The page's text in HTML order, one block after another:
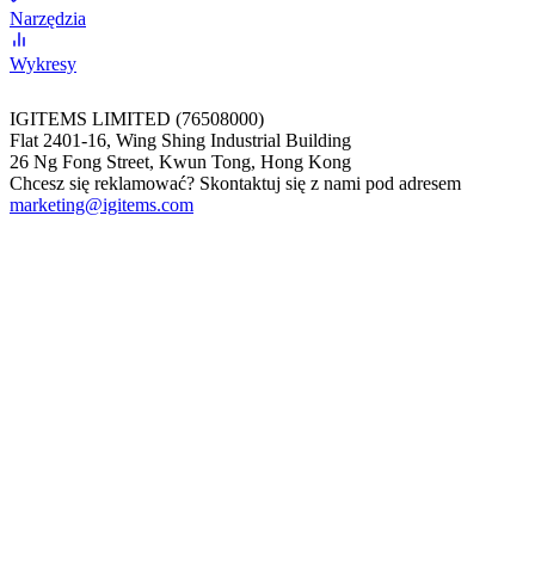
Narzędzia
Wykresy
IGITEMS LIMITED (76508000)
Flat 2401-16, Wing Shing Industrial Building
26 Ng Fong Street, Kwun Tong, Hong Kong
Chcesz się reklamować? Skontaktuj się z nami pod adresem
marketing@igitems.com